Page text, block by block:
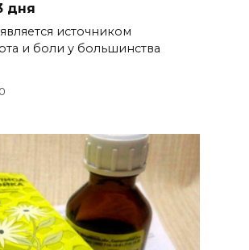
дня
источником
и боли у большинства